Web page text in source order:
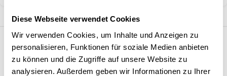
Diese Webseite verwendet Cookies
Wir verwenden Cookies, um Inhalte und Anzeigen zu
personalisieren, Funktionen für soziale Medien anbieten
zu können und die Zugriffe auf unsere Website zu
analysieren. Außerdem geben wir Informationen zu Ihrer